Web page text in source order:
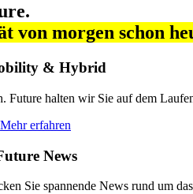
von morgen schon
& Hybrid
Future halten wir Sie auf dem
Mehr erfahren
News
Sie spannende News rund um